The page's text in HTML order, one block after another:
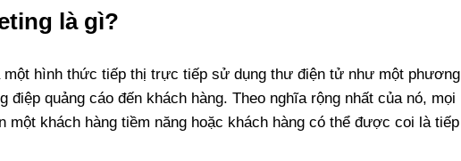
là gì?
một hình thức tiếp thị trực tiếp sử dụng thư điện tử như một phương
điệp quảng cáo đến khách hàng. Theo nghĩa rộng nhất của nó, mọi
một khách hàng tiềm năng hoặc khách hàng có thể được coi là tiếp